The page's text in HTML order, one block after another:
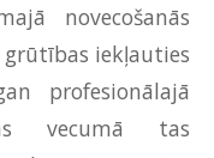
novecošanās
iekļauties
profesionālajā
vecumā tas